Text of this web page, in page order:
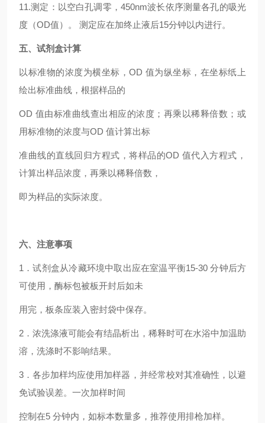
11.测定：以空白孔调零，450nm波长依序测量各孔的吸光
度（OD值）。 测定应在加终止液后15分钟以内进行。
五、试剂盒计算
以标准物的浓度为横坐标，OD 值为纵坐标，在坐标纸上
绘出标准曲线，根据样品的
OD 值由标准曲线查出相应的浓度；再乘以稀释倍数；或
用标准物的浓度与OD 值计算出标
准曲线的直线回归方程式，将样品的OD 值代入方程式，
计算出样品浓度，再乘以稀释倍数，
即为样品的实际浓度。
六、注意事项
1．试剂盒从冷藏环境中取出应在室温平衡15-30 分钟后方
可使用，酶标包被板开封后如未
用完，板条应装入密封袋中保存。
2．浓洗涤液可能会有结晶析出，稀释时可在水浴中加温助
溶，洗涤时不影响结果。
3．各步加样均应使用加样器，并经常校对其准确性，以避
免试验误差。一次加样时间
控制在5 分钟内，如标本数量多，推荐使用排枪加样。